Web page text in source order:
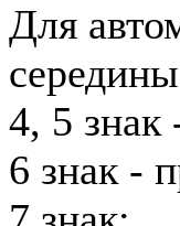
Для
4, 5 знак
6 знак -